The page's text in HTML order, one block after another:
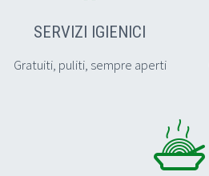
SERVIZI IGIENICI
Gratuiti, puliti, sempre aperti

